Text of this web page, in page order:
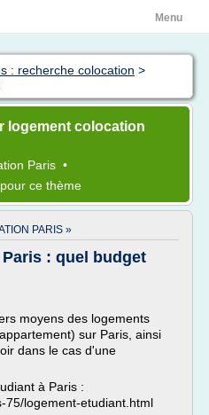
Menu
: recherche colocation >
logement colocation
Paris •
pour ce thème
PARIS »
: quel budget
moyens des logements
sur Paris, ainsi
dans le cas d'une
à Paris :
75/logement-etudiant.html